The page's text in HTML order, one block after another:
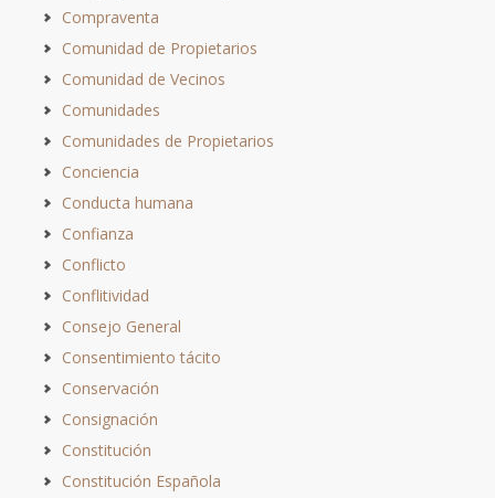
Compraventa
Comunidad de Propietarios
Comunidad de Vecinos
Comunidades
Comunidades de Propietarios
Conciencia
Conducta humana
Confianza
Conflicto
Conflitividad
Consejo General
Consentimiento tácito
Conservación
Consignación
Constitución
Constitución Española